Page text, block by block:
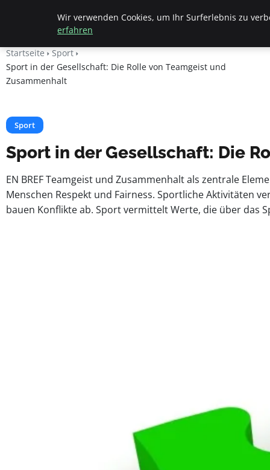
Apemania Shop
Startseite
Sport
Sport in der Gesellschaft: Die Rolle von Teamgeist und
Zusammenhalt
Sport
Sport in der Gesellschaft: Die
EN BREF Teamgeist und Zusammenhalt als zentrale
Menschen Respekt und Fairness. Sportliche Aktivitäten
bauen Konflikte ab. Sport vermittelt Werte, die über das
Wir verwenden Cookies, um Ihr Surferlebnis zu
erfahren